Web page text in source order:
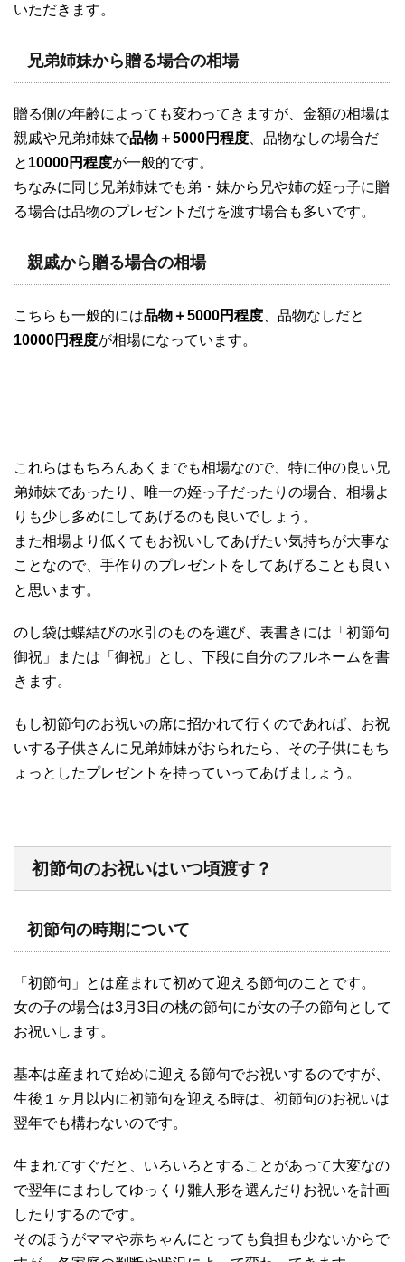
いただきます。
兄弟姉妹から贈る場合の相場
贈る側の年齢によっても変わってきますが、金額の相場は
親戚や兄弟姉妹で品物＋5000円程度 、品物なしの場合だ
と 10000円程度が一般的です。
ちなみに同じ兄弟姉妹でも弟・妹から兄や姉の姪っ子に贈
る場合は品物のプレゼントだけを渡す場合も多いです。
親戚から贈る場合の相場
こちらも一般的には品物＋5000円程度 、品物なしだと
10000円程度が相場になっています。
これらはもちろんあくまでも相場なので、特に仲の良い兄
弟姉妹であったり、唯一の姪っ子だったりの場合、相場よ
りも少し多めにしてあげるのも良いでしょう。
また相場より低くてもお祝いしてあげたい気持ちが大事な
ことなので、手作りのプレゼントをしてあげることも良い
と思います。
のし袋は蝶結びの水引のものを選び、表書きには「初節句
御祝」または「御祝」とし、下段に自分のフルネームを書
きます。
もし初節句のお祝いの席に招かれて行くのであれば、お祝
いする子供さんに兄弟姉妹がおられたら、その子供にもち
ょっとしたプレゼントを持っていってあげましょう。
初節句のお祝いはいつ頃渡す？
初節句の時期について
「初節句」とは産まれて初めて迎える節句のことです。
女の子の場合は3月3日の桃の節句にが女の子の節句として
お祝いします。
基本は産まれて始めに迎える節句でお祝いするのですが、
生後１ヶ月以内に初節句を迎える時は、初節句のお祝いは
翌年でも構わないのです。
生まれてすぐだと、いろいろとすることがあって大変なの
で翌年にまわしてゆっくり雛人形を選んだりお祝いを計画
したりするのです。
そのほうがママや赤ちゃんにとっても負担も少ないからで